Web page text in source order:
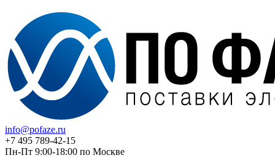
info@pofaze.ru
+7 495 789-42-15
Пн-Пт 9:00-18:00 по Москве